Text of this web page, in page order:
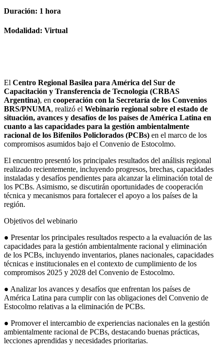
Duración: 1 hora
Modalidad: Virtual
El Centro Regional Basilea para América del Sur de
Capacitación y Transferencia de Tecnología (CRBAS
Argentina), en cooperación con la Secretaría de los Convenios
BRS/PNUMA, realizó el Webinario regional sobre el estado de
situación, avances y desafíos de los países de América Latina en
cuanto a las capacidades para la gestión ambientalmente
racional de los Bifenilos Policlorados (PCBs) en el marco de los
compromisos asumidos bajo el Convenio de Estocolmo.
El encuentro presentó los principales resultados del análisis regional
realizado recientemente, incluyendo progresos, brechas, capacidades
instaladas y desafíos pendientes para alcanzar la eliminación total de
los PCBs. Asimismo, se discutirán oportunidades de cooperación
técnica y mecanismos para fortalecer el apoyo a los países de la
región.
Objetivos del webinario
● Presentar los principales resultados respecto a la evaluación de las
capacidades para la gestión ambientalmente racional y eliminación
de los PCBs, incluyendo inventarios, planes nacionales, capacidades
técnicas e institucionales en el contexto de cumplimiento de los
compromisos 2025 y 2028 del Convenio de Estocolmo.
● Analizar los avances y desafíos que enfrentan los países de
América Latina para cumplir con las obligaciones del Convenio de
Estocolmo relativas a la eliminación de PCBs.
● Promover el intercambio de experiencias nacionales en la gestión
ambientalmente racional de PCBs, destacando buenas prácticas,
lecciones aprendidas y necesidades prioritarias.